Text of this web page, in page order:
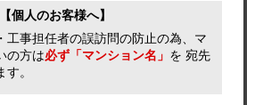
【個人のお客様へ】
工事担任者の誤訪問の防止の為、マ
の方は必ず「マンション名」 を 宛先
。